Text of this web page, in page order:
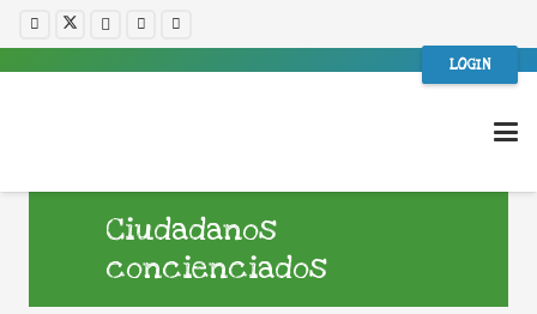
LOGIN
Ciudadanos
concienciados